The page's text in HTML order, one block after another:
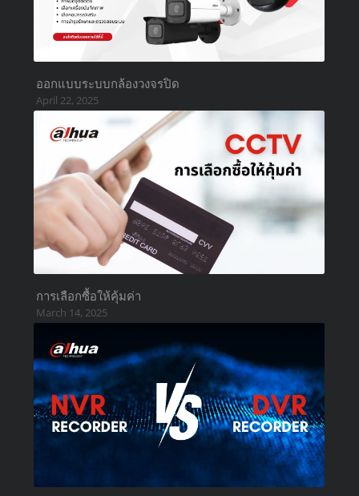
ออกแบบระบบกล้องวงจรปิด
April 22, 2025
การเลือกซื้อให้คุ้มค่า
March 14, 2025